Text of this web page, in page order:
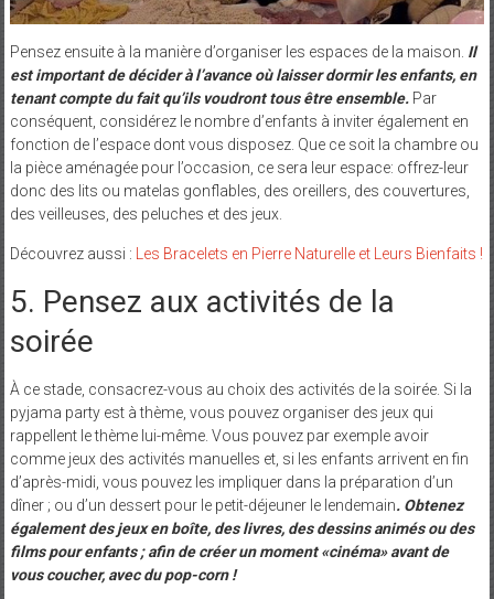
Pensez ensuite à la manière d’organiser les espaces de la maison. Il
est important de décider à l’avance où laisser dormir les enfants, en
tenant compte du fait qu’ils voudront tous être ensemble.Par
conséquent, considérez le nombre d’enfants à inviter également en
fonction de l’espace dont vous disposez. Que ce soit la chambre ou
la pièce aménagée pour l’occasion, ce sera leur espace: offrez-leur
donc des lits ou matelas gonflables, des oreillers, des couvertures,
des veilleuses, des peluches et des jeux.
Découvrez aussi : Les Bracelets en Pierre Naturelle et Leurs Bienfaits !
5. Pensez aux activités de la
soirée
À ce stade, consacrez-vous au choix des activités de la soirée. Si la
pyjama party est à thème, vous pouvez organiser des jeux qui
rappellent le thème lui-même. Vous pouvez par exemple avoir
comme jeux des activités manuelles et, si les enfants arrivent en fin
d’après-midi, vous pouvez les impliquer dans la préparation d’un
dîner ; ou d’un dessert pour le petit-déjeuner le lendemain. Obtenez
également des jeux en boîte, des livres, des dessins animés ou des
films pour enfants ; afin de créer un moment «cinéma» avant de
vous coucher, avec du pop-corn !